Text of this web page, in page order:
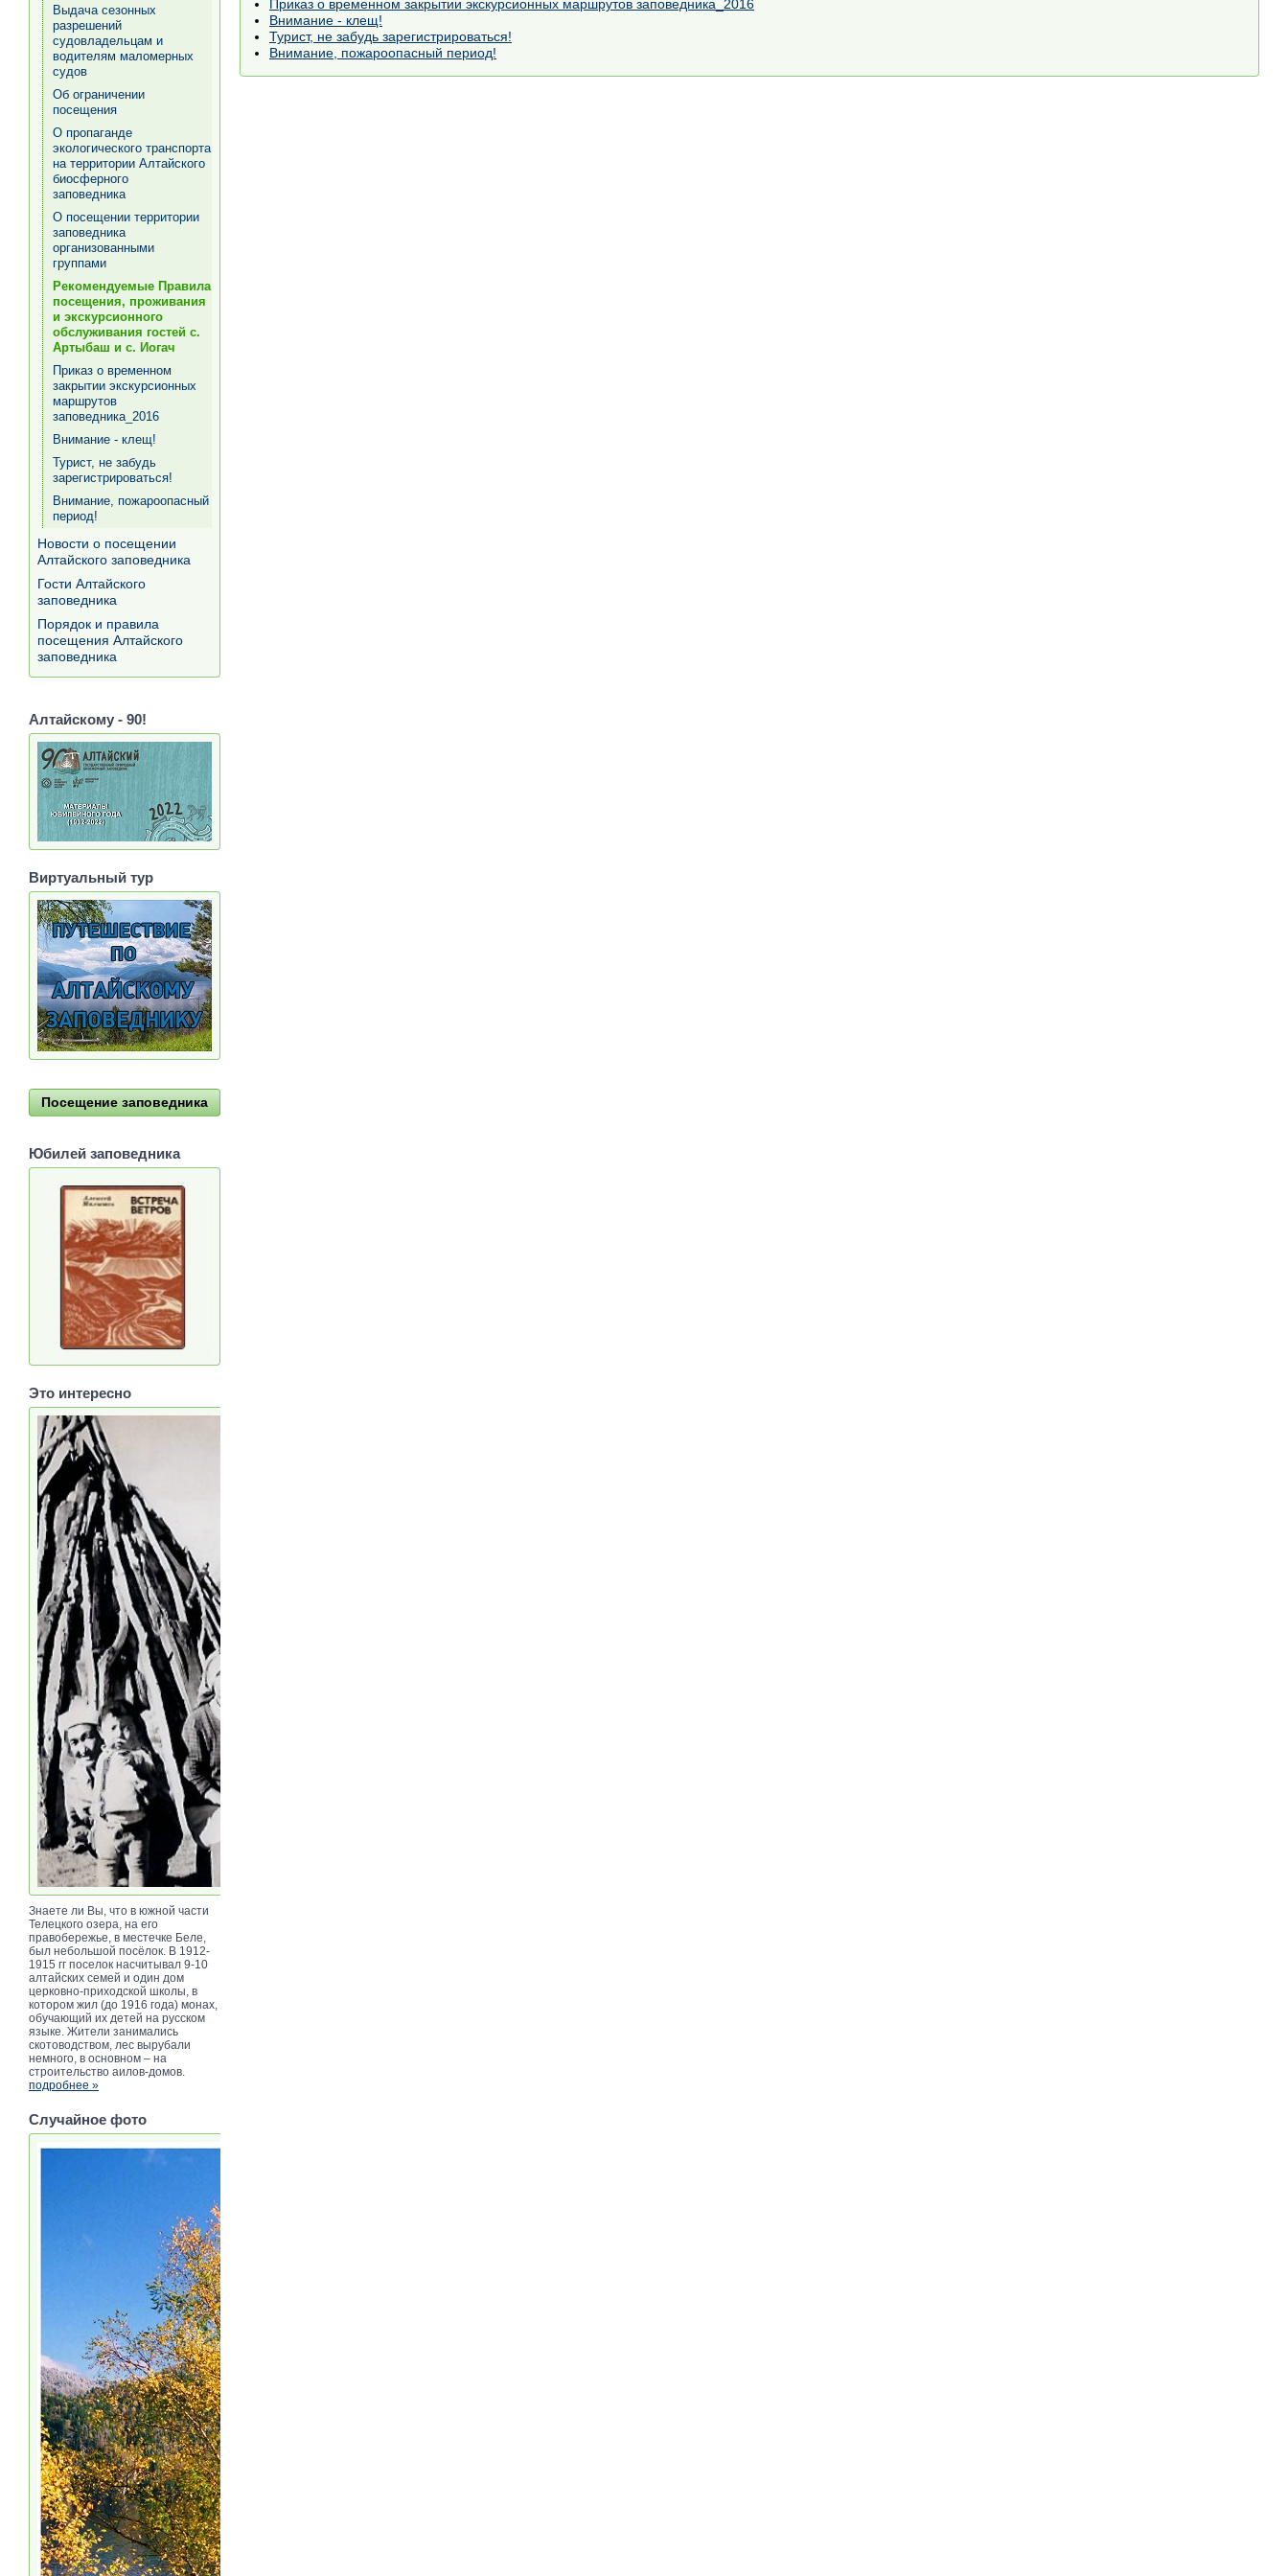
Приказ о временном закрытии экскурсионных маршрутов заповедника_2016
Внимание - клещ!
Турист, не забудь зарегистрироваться!
Внимание, пожароопасный период!
Выдача сезонных
разрешений
судовладельцам и
водителям маломерных
судов
Об ограничении
посещения
О пропаганде
экологического транспорта
на территории Алтайского
биосферного
заповедника
О посещении территории
заповедника
организованными
группами
Рекомендуемые Правила
посещения, проживания
и экскурсионного
обслуживания гостей с.
Артыбаш и с. Иогач
Приказ о временном
закрытии экскурсионных
маршрутов
заповедника_2016
Внимание - клещ!
Турист, не забудь
зарегистрироваться!
Внимание, пожароопасный
период!
Новости о посещении
Алтайского заповедника
Гости Алтайского
заповедника
Порядок и правила
посещения Алтайского
заповедника
Алтайскому - 90!
Виртуальный тур
Посещение заповедника
Юбилей заповедника
Это интересно
Знаете ли Вы, что в южной части
Телецкого озера, на его
правобережье, в местечке Беле,
был небольшой посёлок. В 1912-
1915 гг поселок насчитывал 9-10
алтайских семей и один дом
церковно-приходской школы, в
котором жил (до 1916 года) монах,
обучающий их детей на русском
языке. Жители занимались
скотоводством, лес вырубали
немного, в основном – на
строительство аилов-домов.
подробнее »
Случайное фото